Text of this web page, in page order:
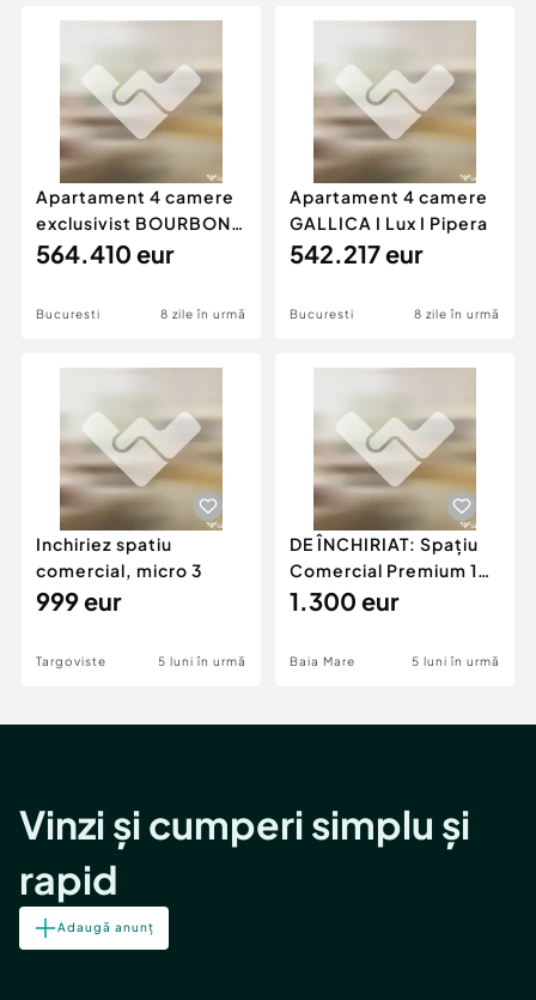
Animale de companie
Afaceri și echipamente profesionale
Inchiriere Bunuri si Vehicule
Utilaje agricole si industriale
Piese auto si accesorii
Dacia Duster
Apartament 4 camere
exclusivist BOURBON
ROSE I Iancu Nicolae
564.410 eur
Bucuresti 8 zile în urmă
Apartament 4 camere
GALLICA I Lux I Pipera
542.217 eur
Bucuresti 8 zile în urmă
Inchiriez spatiu
comercial, micro 3
999 eur
Targoviste 5 luni în urmă
DE ÎNCHIRIAT: Spațiu
Comercial Premium 146
mp – Vizibili
1.300 eur
Baia Mare 5 luni în urmă
Vinzi și cumperi simplu și
rapid
Adaugă anunț